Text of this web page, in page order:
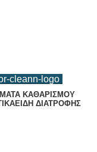
ΚΑΘΑΡΙΣΜΟΥ
ΕΙΔΗ ΔΙΑΤΡΟΦΗΣ